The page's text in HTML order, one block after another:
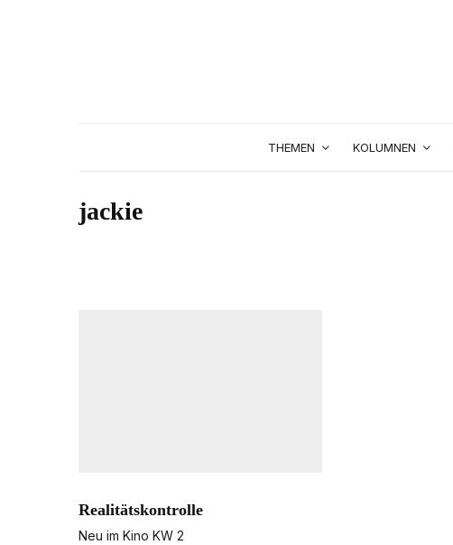
THEMEN KOLUMNEN
jackie
Realitätskontrolle
Neu im Kino KW 2